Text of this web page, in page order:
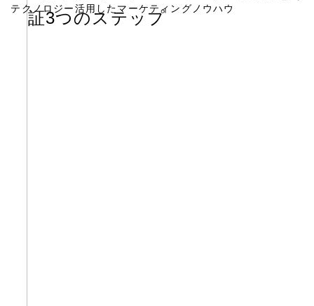
テクノロジー活用したマーケティングノウハウ